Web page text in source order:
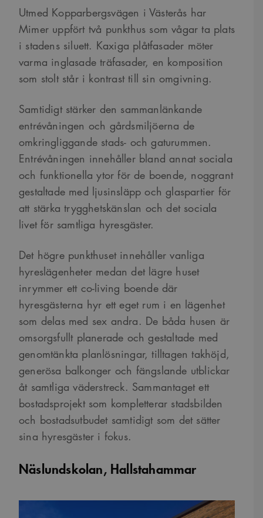
Utmed Kopparbergsvägen i Västerås har
Mimer uppfört två punkthus som vågar ta plats
i stadens siluett. Kaxiga plåtfasader möter
varma inglasade träfasader, en komposition
som stolt står i kontrast till sin omgivning.
Samtidigt stärker den sammanlänkande
entrévåningen och gårdsmiljöerna de
omkringliggande stads- och gaturummen.
Entrévåningen innehåller bland annat sociala
och funktionella ytor för de boende, noggrant
gestaltade med ljusinsläpp och glaspartier för
att stärka trygghetskänslan och det sociala
livet för samtliga hyresgäster.
Det högre punkthuset innehåller vanliga
hyreslägenheter medan det lägre huset
inrymmer ett co-living boende där
hyresgästerna hyr ett eget rum i en lägenhet
som delas med sex andra. De båda husen är
omsorgsfullt planerade och gestaltade med
genomtänkta planlösningar, tilltagen takhöjd,
generösa balkonger och fängslande utblickar
åt samtliga väderstreck. Sammantaget ett
bostadsprojekt som kompletterar stadsbilden
och bostadsutbudet samtidigt som det sätter
sina hyresgäster i fokus.
Näslundskolan, Hallstahammar